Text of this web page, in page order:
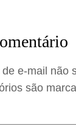
e-mail não
são